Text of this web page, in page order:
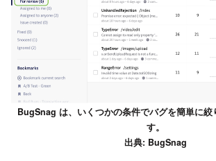
BugSnag は、いくつかの条件でバグを簡単に絞
す。
出典: BugSnag